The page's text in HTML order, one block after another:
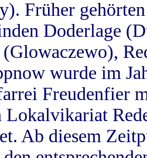
Früher
Doderlage
wurde im
Freudenfier
Lokalvikariat
Ab diesem